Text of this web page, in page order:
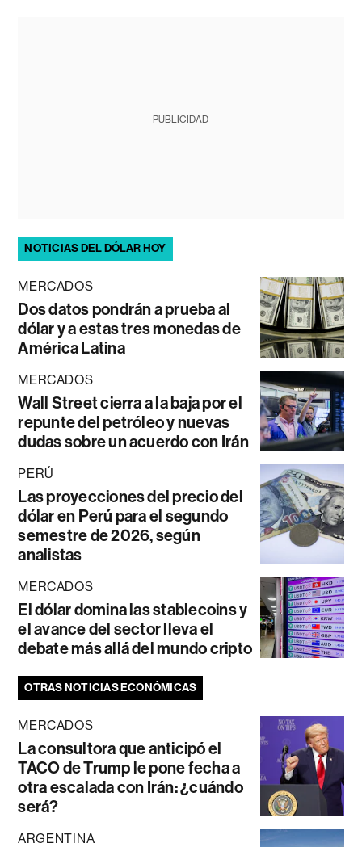
PUBLICIDAD
NOTICIAS DEL DÓLAR HOY
MERCADOS
Dos datos pondrán a prueba al
dólar y a estas tres monedas de
América Latina
MERCADOS
Wall Street cierra a la baja por el
repunte del petróleo y nuevas
dudas sobre un acuerdo con Irán
PERÚ
Las proyecciones del precio del
dólar en Perú para el segundo
semestre de 2026, según
analistas
MERCADOS
El dólar domina las stablecoins y
el avance del sector lleva el
debate más allá del mundo cripto
OTRAS NOTICIAS ECONÓMICAS
MERCADOS
La consultora que anticipó el
TACO de Trump le pone fecha a
otra escalada con Irán: ¿cuándo
será?
ARGENTINA